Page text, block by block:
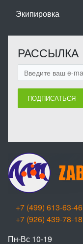
Экипировка
РАССЫЛКА
ПОДПИСАТЬСЯ
+7 (499) 613-63-46
+7 (926) 439-78-18
Пн-Вс 10-19